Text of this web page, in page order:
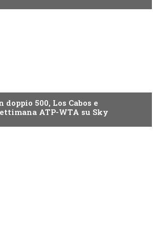
500, Los Cabos e
ATP-WTA su Sky